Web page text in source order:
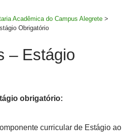
Acadêmica do Campus Alegrete >
Obrigatório
– Estágio
obrigatório:
curricular de Estágio ao